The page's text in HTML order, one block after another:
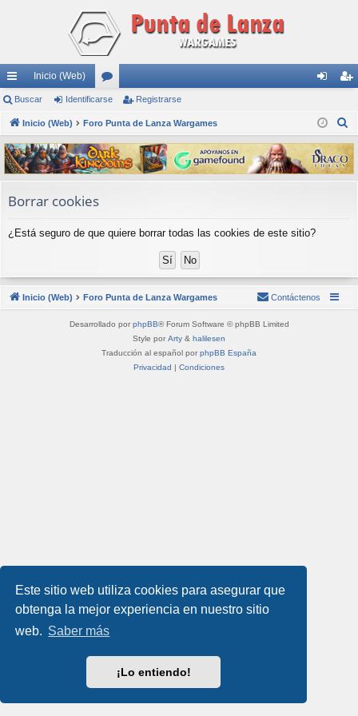
Este sitio web utiliza cookies para asegurar que
obtenga la mejor experiencia en nuestro sitio
web. Saber más
¡Lo entiendo!
nl
ac
es
rá
pi
Inicio (Web)
or
os nti
fic
ar
ist
ra
rs
Buscar Identificarse Registrarse
Inicio (Web) Foro Punta de Lanza Wargames
s
c
Borrar cookies
¿Está seguro de que quiere borrar todas las cookies de este sitio?
Inicio (Web) Foro Punta de Lanza Wargames Contáctenos
Desarrollado por phpBB® Forum Software © phpBB Limited
Style por Arty & halilesen
Traducción al español por phpBB España
Privacidad | Condiciones